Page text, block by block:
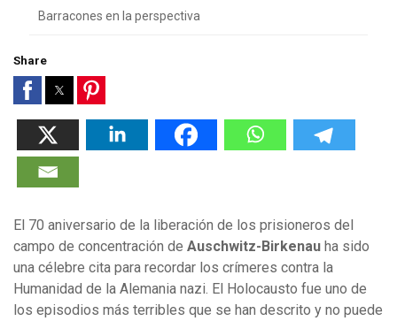
Barracones en la perspectiva
Share
El 70 aniversario de la liberación de los prisioneros del
campo de concentración de Auschwitz-Birkenau ha sido
una célebre cita para recordar los crímeres contra la
Humanidad de la Alemania nazi. El Holocausto fue uno de
los episodios más terribles que se han descrito y no puede